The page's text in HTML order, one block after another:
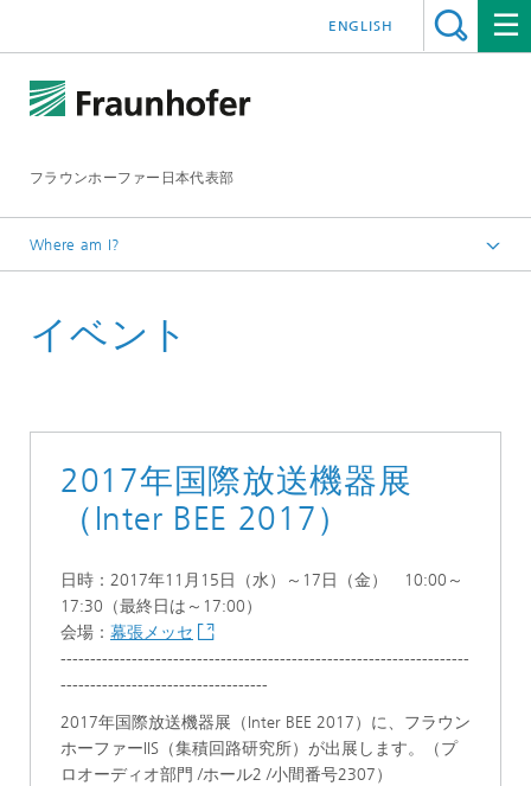
フラウンホーファー日本代表部
ENGLISH
Where am I?
イベント
イベント
2017年国際放送機器展
（Inter BEE 2017）
日時：2017年11月15日（水）～17日（金） 10:00～
17:30（最終日は～17:00）
会場： 幕張メッセ
---------------------------------------------------------------------
-----------------------------------
2017年国際放送機器展（Inter BEE 2017）に、フラウン
ホーファーIIS（集積回路研究所）が出展します。（プ
ロオーディオ部門 /ホール2 /小間番号2307）